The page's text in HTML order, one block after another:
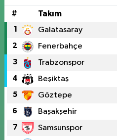
# Takım
1 Galatasaray
2 Fenerbahçe
3 Trabzonspor
4 Beşiktaş
5 Göztepe
6 Başakşehir
7 Samsunspor